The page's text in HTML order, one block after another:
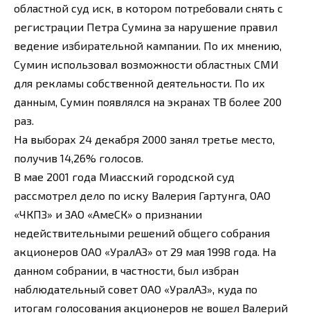
областной суд иск, в котором потребовали снять с
регистрации Петра Сумина за нарушение правил
ведение избирательной кампании. По их мнению,
Сумин использовал возможности областных СМИ
для рекламы собственной деятельности. По их
данным, Сумин появлялся на экранах ТВ более 200
раз.
На выборах 24 декабря 2000 занял третье место,
получив 14,26% голосов.
В мае 2001 года Миасский городской суд
рассмотрел дело по иску Валерия Гартунга, ОАО
«ЧКПЗ» и ЗАО «АмеСК» о признании
недействительными решений общего собрания
акционеров ОАО «УралАЗ» от 29 мая 1998 года. На
данном собрании, в частности, был избран
наблюдательный совет ОАО «УралАЗ», куда по
итогам голосования акционеров не вошел Валерий